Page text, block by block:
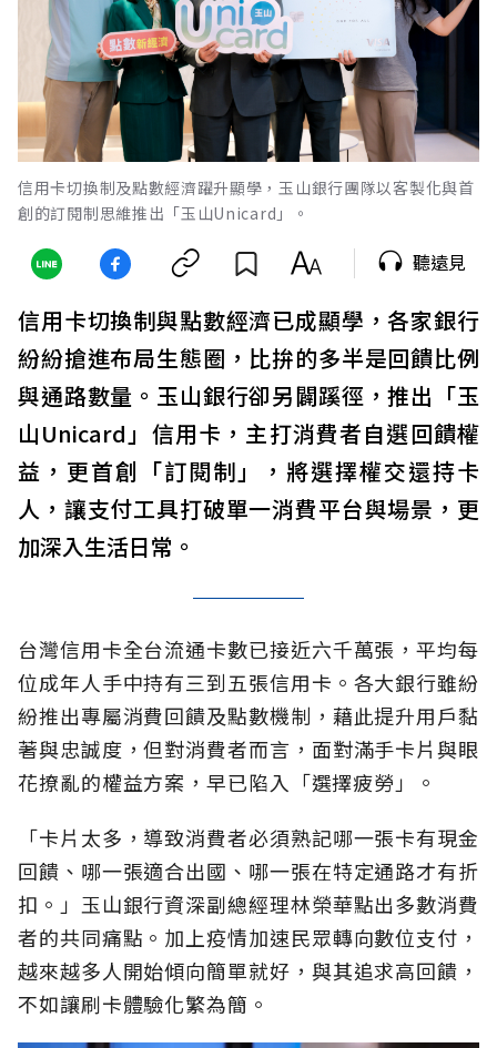
信用卡切換制及點數經濟躍升顯學，玉山銀行團隊以客製化與首
創的訂閱制思維推出「玉山Unicard」。
聽遠見
信用卡切換制與點數經濟已成顯學，各家銀行
紛紛搶進布局生態圈，比拚的多半是回饋比例
與通路數量。玉山銀行卻另闢蹊徑，推出「玉
山Unicard」信用卡，主打消費者自選回饋權
益，更首創「訂閱制」，將選擇權交還持卡
人，讓支付工具打破單一消費平台與場景，更
加深入生活日常。
台灣信用卡全台流通卡數已接近六千萬張，平均每
位成年人手中持有三到五張信用卡。各大銀行雖紛
紛推出專屬消費回饋及點數機制，藉此提升用戶黏
著與忠誠度，但對消費者而言，面對滿手卡片與眼
花撩亂的權益方案，早已陷入「選擇疲勞」。
「卡片太多，導致消費者必須熟記哪一張卡有現金
回饋、哪一張適合出國、哪一張在特定通路才有折
扣。」玉山銀行資深副總經理林榮華點出多數消費
者的共同痛點。加上疫情加速民眾轉向數位支付，
越來越多人開始傾向簡單就好，與其追求高回饋，
不如讓刷卡體驗化繁為簡。